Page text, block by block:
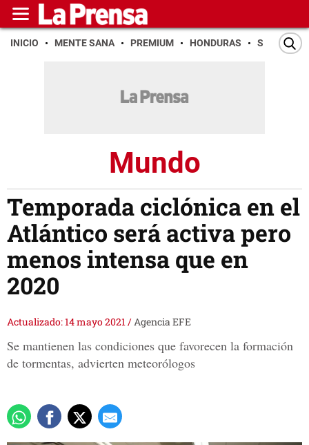
INICIO MENTE SANA PREMIUM HONDURAS SAN PEDRO
Mundo
Temporada ciclónica en el
Atlántico será activa pero
menos intensa que en
2020
Actualizado: 14 mayo 2021/Agencia EFE
Se mantienen las condiciones que favorecen la formación
de tormentas, advierten meteorólogos